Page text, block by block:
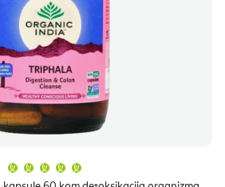
proizvoda